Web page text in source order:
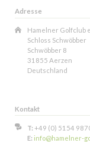
Adresse
Hamelner Golfclub
Schloss Schwöbber
Schwöbber 8
31855 Aerzen
Deutschland
Kontakt
T: +49 (0) 5154
E: info@hamelner-